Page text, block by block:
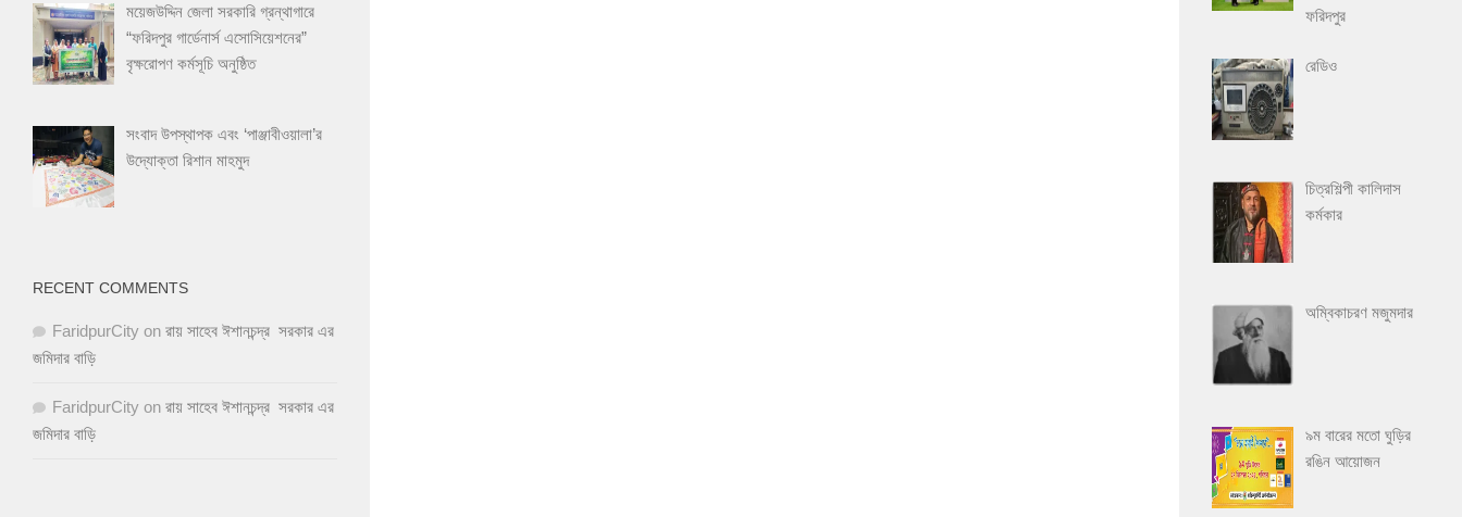
ময়েজউদ্দিন জেলা সরকারি গ্রন্থাগারে
“ফরিদপুর গার্ডেনার্স এসোসিয়েশনের”
বৃক্ষরোপণ কর্মসূচি অনুষ্ঠিত
সংবাদ উপস্থাপক এবং ‘পাঞ্জাবীওয়ালা’র
উদ্যোক্তা রিশান মাহমুদ
RECENT COMMENTS
FaridpurCity on রায় সাহেব ঈশানচন্দ্র সরকার এর
জমিদার বাড়ি
FaridpurCity on রায় সাহেব ঈশানচন্দ্র সরকার এর
জমিদার বাড়ি
ফরিদপুর
রেডিও
চিত্রশিল্পী কালিদাস
কর্মকার
অম্বিকাচরণ মজুমদার
৯ম বারের মতো ঘুড়ির
রঙিন আয়োজন